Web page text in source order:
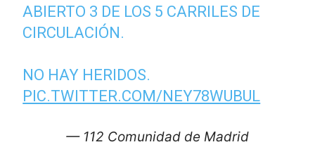
ABIERTO 3 DE LOS 5 CARRILES DE
CIRCULACIÓN.
NO HAY HERIDOS.
PIC.TWITTER.COM/NEY78WUBUL
— 112 Comunidad de Madrid